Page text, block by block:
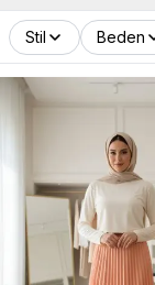
Stil Beden